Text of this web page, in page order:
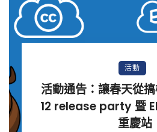
活動
活動通告：讓春天從
12 release party 暨
重慶站